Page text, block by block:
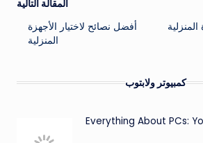
المقالة التالية
أفضل نصائح لاختيار الأجهزة
المنزلية
كمبيوتر ولابتوب
Everything About PCs: